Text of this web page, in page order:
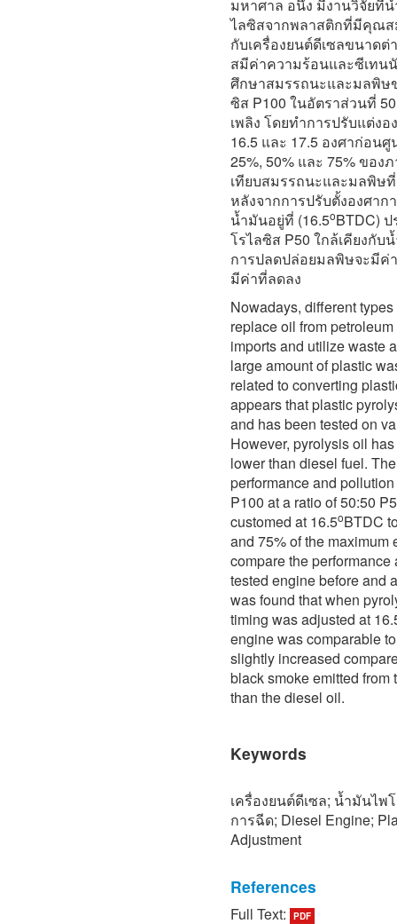
มหาศาล อนึ่ง มีงานวิจัยที่
ไลซิสจากพลาสติกที่มีคุณส
กับเครื่องยนต์ดีเซลขนาด
สมีค่าความร้อนและซีเทน
ศึกษาสมรรถนะและมลพิษ
ซิส P100 ในอัตราส่วนที่
เพลิง โดยทำการปรับแต่ง
16.5 และ 17.5 องศาก่อน
25%, 50% และ 75% ของ
เทียบสมรรถนะและมลพิษ
หลังจากการปรับตั้งองศา
น้ำมันอยู่ที่ (16.5oBTDC)
โรไลซิส P50 ใกล้เคียงกั
การปลดปล่อยมลพิษจะมีค่
มีค่าที่ลดลง
Nowadays, different
replace oil from
imports and utilize waste
large amount of plastic
related to converting
appears that plastic
and has been tested on
However, pyrolysis oil
lower than diesel fuel.
performance and
P100 at a ratio of 50:50
customed at 16.5oBTDC
and 75% of the
compare the
tested engine before and
was found that when
timing was adjusted at
engine was comparable
slightly increased
black smoke emitted
than the diesel oil.
Keywords
เครื่องยนต์ดีเซล; น้ำมันไพ
การฉีด; Diesel Engine;
Adjustment
References
Full Text: PDF